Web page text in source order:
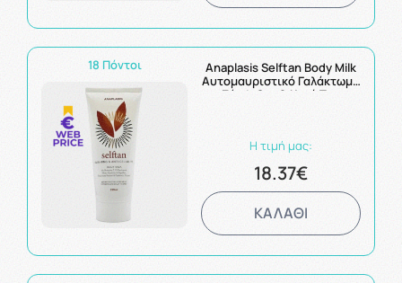
18 Πόντοι
Anaplasis Selftan Body Milk
Αυτομαυριστικό Γαλάκτωμα
Σύσφιξης & Κατά Του
Η τιμή μας:
18.37€
ΚΑΛΑΘΙ